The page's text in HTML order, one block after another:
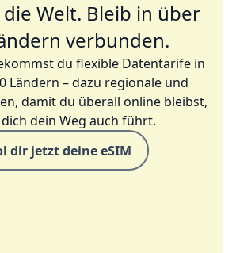
die Welt. Bleib in über
verbunden.
du flexible Datentarife in
Ländern – dazu regionale und
damit du überall online bleibst,
dein Weg auch führt.
dir jetzt deine eSIM